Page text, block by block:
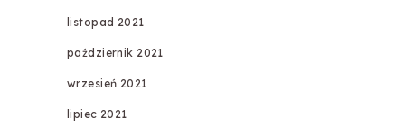
listopad 2021
październik 2021
wrzesień 2021
lipiec 2021